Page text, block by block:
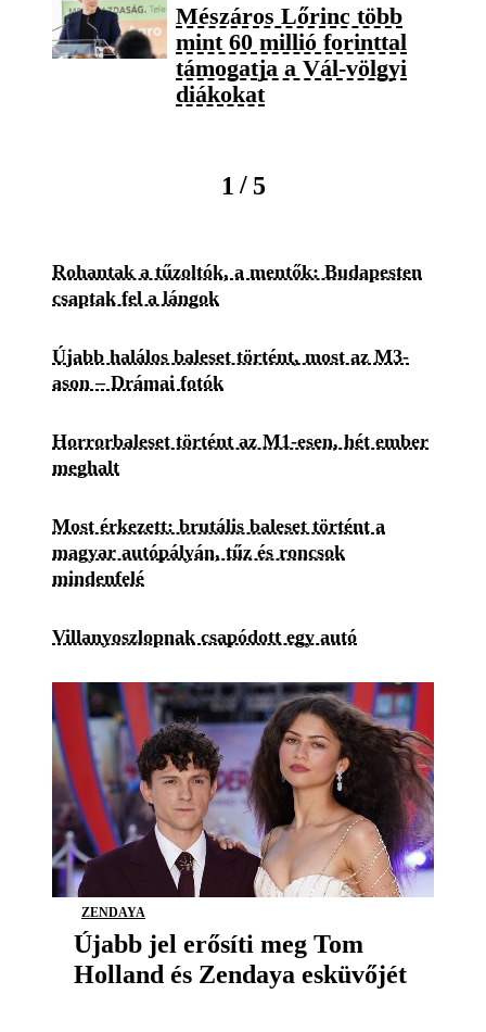
Mészáros Lőrinc több
mint 60 millió forinttal
támogatja a Vál-völgyi
diákokat
1 / 5
Rohantak a tűzoltók, a mentők: Budapesten
csaptak fel a lángok
Újabb halálos baleset történt, most az M3-
ason – Drámai fotók
Horrorbaleset történt az M1-esen, hét ember
meghalt
Most érkezett: brutális baleset történt a
magyar autópályán, tűz és roncsok
mindenfelé
Villanyoszlopnak csapódott egy autó
ZENDAYA
Újabb jel erősíti meg Tom
Holland és Zendaya esküvőjét